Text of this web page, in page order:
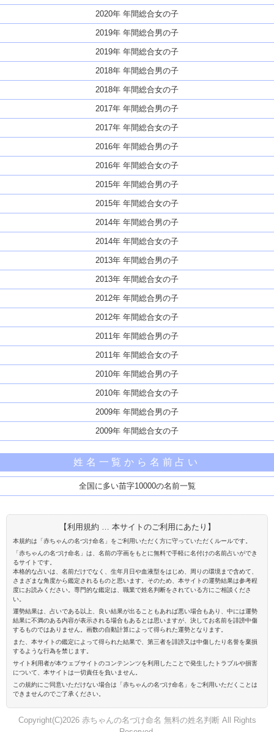
2020年 年間総合女の子
2019年 年間総合男の子
2019年 年間総合女の子
2018年 年間総合男の子
2018年 年間総合女の子
2017年 年間総合男の子
2017年 年間総合女の子
2016年 年間総合男の子
2016年 年間総合女の子
2015年 年間総合男の子
2015年 年間総合女の子
2014年 年間総合男の子
2014年 年間総合女の子
2013年 年間総合男の子
2013年 年間総合女の子
2012年 年間総合男の子
2012年 年間総合女の子
2011年 年間総合男の子
2011年 年間総合女の子
2010年 年間総合男の子
2010年 年間総合女の子
2009年 年間総合男の子
2009年 年間総合女の子
姓名一覧から名前占い
全国に多い苗字10000の名前一覧
【利用規約 … 本サイトのご利用にあたり】
本規約は「赤ちゃんの名づけ命名」をご利用いただく方に守っていただくルールです。
「赤ちゃんの名づけ命名」は、名前の字画をもとに無料で手軽に名付けの名前占いができ
るサイトです。
本格的な占いは、名前だけでなく、生年月日や血液型をはじめ、周りの環境まで含めて、
さまざまな角度から鑑定されるものと思います。そのため、本サイトの運勢結果は参考程
度にお読みください。専門的な鑑定は、職業で姓名判断をされている方にご相談くださ
い。
運勢結果は、占いである以上、良い結果が出ることもあれば悪い場合もあり、中には運勢
結果に不満のある内容が表示される場合もあるとは思いますが、決してお名前を誹謗中傷
するものではありません。画数の自動計算によって得られた運勢となります。
また、本サイトの鑑定によって得られた結果で、第三者を誹謗又は中傷したり名誉を棄損
するような行為を禁じます。
サイト利用者が本ウェブサイトのコンテンンツを利用したことで発生したトラブルや損害
について、本サイトは一切責任を負いません。
この規約にご同意いただけない場合は「赤ちゃんの名づけ命名」をご利用いただくことは
できませんのでご了承ください。
Copyright(C)2026 赤ちゃんの名づけ命名 無料の姓名判断 All Rights